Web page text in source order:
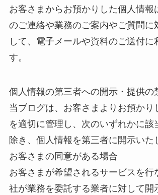
お客さまからお預かりした個人情報
のご連絡や業務のご案内やご質問に
して、電子メールや資料のご送付に
す。
個人情報の第三者への開示・提供の
当ブログは、お客さまよりお預かり
を適切に管理し、次のいずれかに該
除き、個人情報を第三者に開示いた
お客さまの同意がある場合
お客さまが希望されるサービスを行
社が業務を委託する業者に対して開